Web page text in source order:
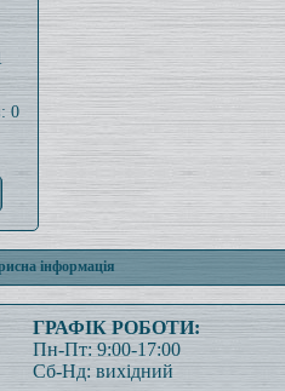
0
інформація
ГРАФІК РОБОТИ:
Пн-Пт: 9:00-17:00
Сб-Нд: вихідний